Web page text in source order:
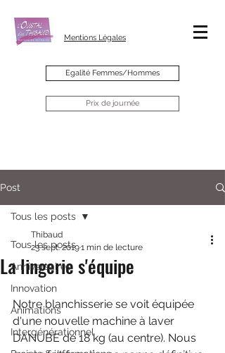
Mentions Légales
Egalité Femmes/Hommes
Prix de journée
Post
Tous les posts
Anniversaires
Innovation
Animations
Intergénérationnel
Tous les posts
La lingerie s'équipe
Thibaud
23 sept. 20191 min de lecture
Notre blanchisserie se voit équipée
d'une nouvelle machine à laver
DANUBE de 18 kg (au centre). Nous